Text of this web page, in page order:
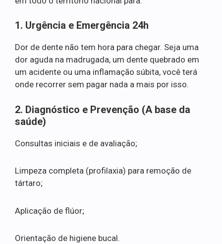
1. Urgência e Emergência 24h
Dor de dente não tem hora para chegar. Seja uma
dor aguda na madrugada, um dente quebrado em
um acidente ou uma inflamação súbita, você terá
onde recorrer sem pagar nada a mais por isso.
2. Diagnóstico e Prevenção (A base da
saúde)
Consultas iniciais e de avaliação;
Limpeza completa (profilaxia) para remoção de
tártaro;
Aplicação de flúor;
Orientação de higiene bucal.